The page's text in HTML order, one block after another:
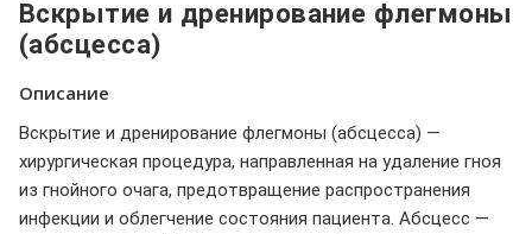
Вскрытие и дренирование флегмоны
(абсцесса)
Описание
Вскрытие и дренирование флегмоны (абсцесса) —
хирургическая процедура, направленная на удаление гноя
из гнойного очага, предотвращение распространения
инфекции и облегчение состояния пациента. Абсцесс —